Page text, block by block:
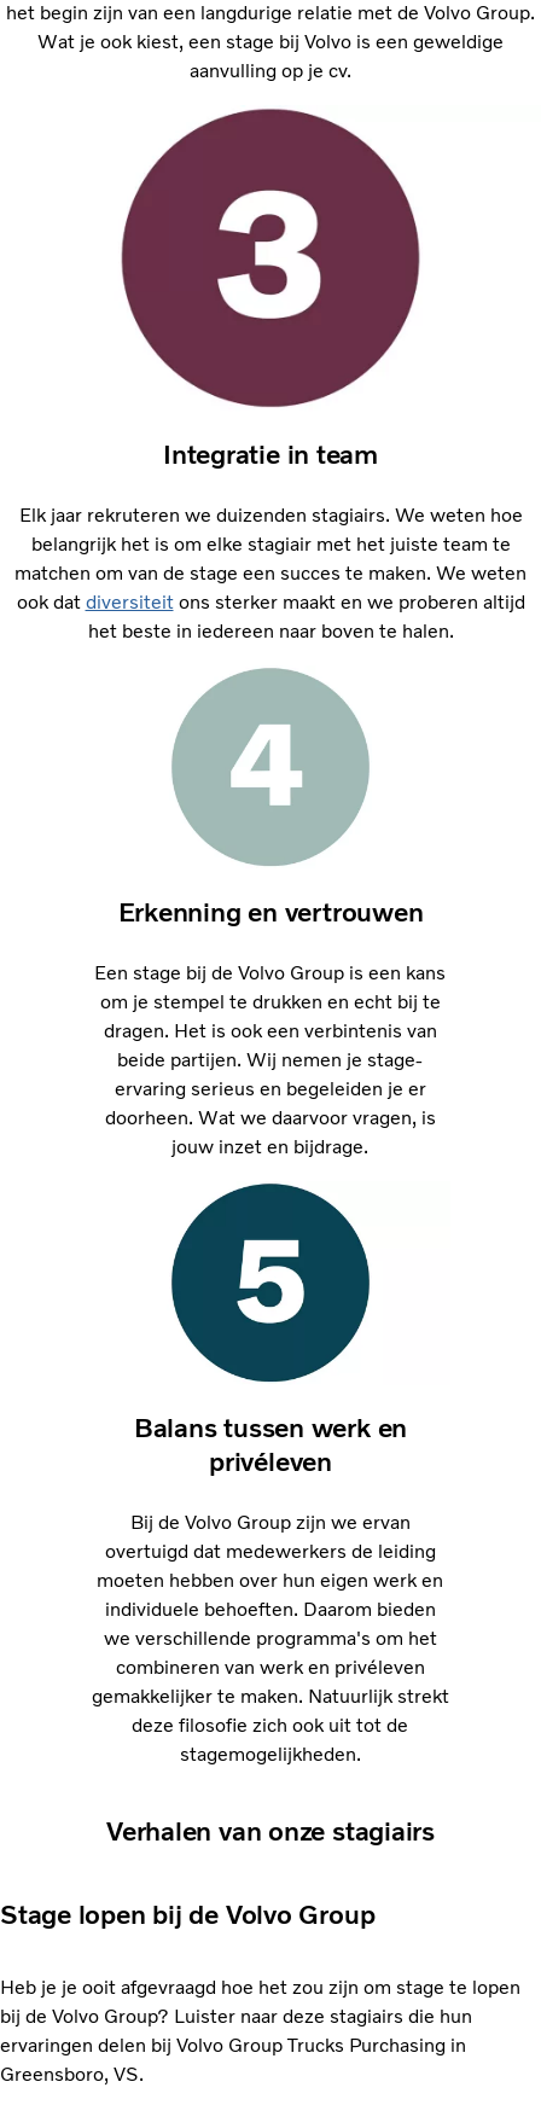
het begin zijn van een langdurige relatie met de Volvo Group.
Wat je ook kiest, een stage bij Volvo is een geweldige
aanvulling op je cv.
Integratie in team
Elk jaar rekruteren we duizenden stagiairs. We weten hoe
belangrijk het is om elke stagiair met het juiste team te
matchen om van de stage een succes te maken. We weten
ook dat diversiteitons sterker maakt en we proberen altijd
het beste in iedereen naar boven te halen.
Erkenning en vertrouwen
Een stage bij de Volvo Group is een kans
om je stempel te drukken en echt bij te
dragen. Het is ook een verbintenis van
beide partijen. Wij nemen je stage-
ervaring serieus en begeleiden je er
doorheen. Wat we daarvoor vragen, is
jouw inzet en bijdrage.
Balans tussen werk en
privéleven
Bij de Volvo Group zijn we ervan
overtuigd dat medewerkers de leiding
moeten hebben over hun eigen werk en
individuele behoeften. Daarom bieden
we verschillende programma's om het
combineren van werk en privéleven
gemakkelijker te maken. Natuurlijk strekt
deze filosofie zich ook uit tot de
stagemogelijkheden.
Verhalen van onze stagiairs
Stage lopen bij de Volvo Group
Heb je je ooit afgevraagd hoe het zou zijn om stage te lopen
bij de Volvo Group? Luister naar deze stagiairs die hun
ervaringen delen bij Volvo Group Trucks Purchasing in
Greensboro, VS.